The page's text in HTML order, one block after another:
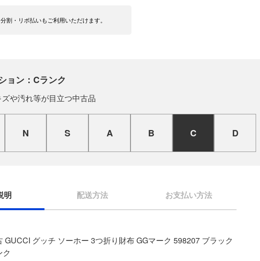
分割・リボ払いもご利用いただけます。
ョン：Cランク
や汚れ等が目立つ中古品
N S A B C D
明 配送方法 お支払い方法
GUCCI グッチ ソーホー 3つ折り財布 GGマーク 598207 ブラック